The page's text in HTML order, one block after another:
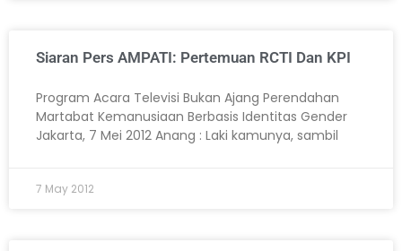
Siaran Pers AMPATI: Pertemuan RCTI Dan KPI
Program Acara Televisi Bukan Ajang Perendahan
Martabat Kemanusiaan Berbasis Identitas Gender
Jakarta, 7 Mei 2012 Anang : Laki kamunya, sambil
7 May 2012